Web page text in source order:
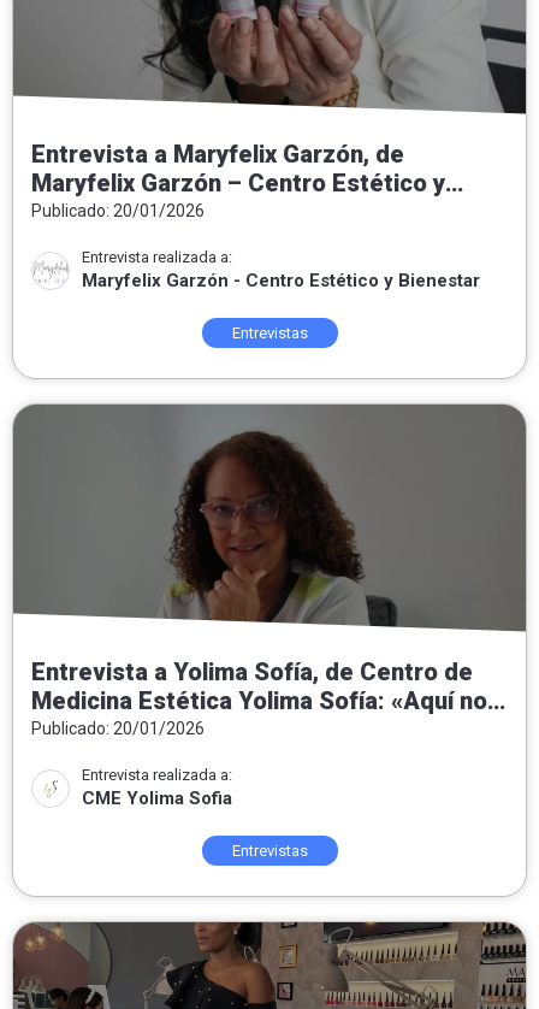
Entrevista a Maryfelix Garzón, de
Maryfelix Garzón – Centro Estético y
Bienestar: «El acné no es el enemigo, es
Publicado: 20/01/2026
Entrevista realizada a:
Maryfelix Garzón - Centro Estético y Bienestar
Entrevistas
Entrevista a Yolima Sofía, de Centro de
Medicina Estética Yolima Sofía: «Aquí no
hacemos milagros: hacemos medicina
orientada al bienestar real»
Publicado: 20/01/2026
Entrevista realizada a:
CME Yolima Sofia
Entrevistas